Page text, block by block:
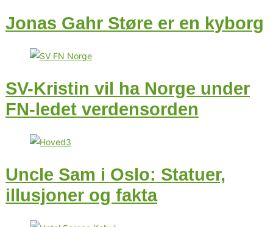
Jonas Gahr Støre er en kyborg
SV-Kristin vil ha Norge under
FN-ledet verdensorden
Uncle Sam i Oslo: Statuer,
illusjoner og fakta